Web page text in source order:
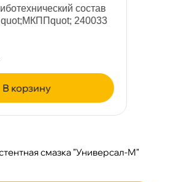
Suprotec ПТФ A-Prohim
присадка к
₽
корзину
смазка "Универсал-М"